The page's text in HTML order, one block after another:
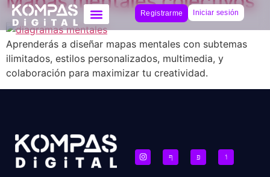
Registrarme Iniciar sesión
Aprenderás a diseñar mapas mentales con subtemas
ilimitados, estilos personalizados, multimedia, y
colaboración para maximizar tu creatividad.